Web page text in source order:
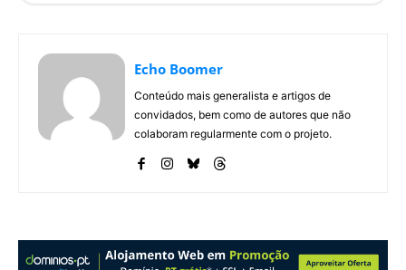
Echo Boomer
Conteúdo mais generalista e artigos de
convidados, bem como de autores que não
colaboram regularmente com o projeto.